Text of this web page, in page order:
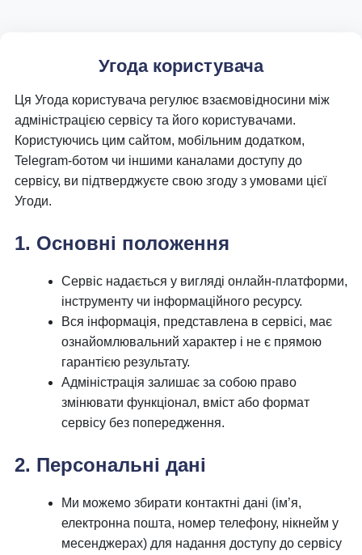
Угода користувача
Ця Угода користувача регулює взаємовідносини між
адміністрацією сервісу та його користувачами.
Користуючись цим сайтом, мобільним додатком,
Telegram-ботом чи іншими каналами доступу до
сервісу, ви підтверджуєте свою згоду з умовами цієї
Угоди.
1. Основні положення
Сервіс надається у вигляді онлайн-платформи,
інструменту чи інформаційного ресурсу.
Вся інформація, представлена в сервісі, має
ознайомлювальний характер і не є прямою
гарантією результату.
Адміністрація залишає за собою право
змінювати функціонал, вміст або формат
сервісу без попередження.
2. Персональні дані
Ми можемо збирати контактні дані (ім’я,
електронна пошта, номер телефону, нікнейм у
месенджерах) для надання доступу до сервісу